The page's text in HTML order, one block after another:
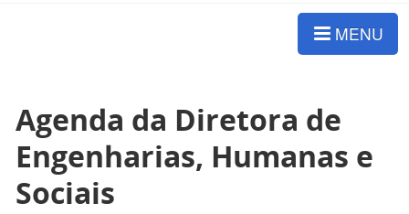
MENU
Agenda da Diretora de
Engenharias, Humanas e
Sociais